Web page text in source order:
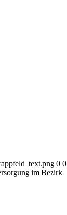
0 0
im Bezirk